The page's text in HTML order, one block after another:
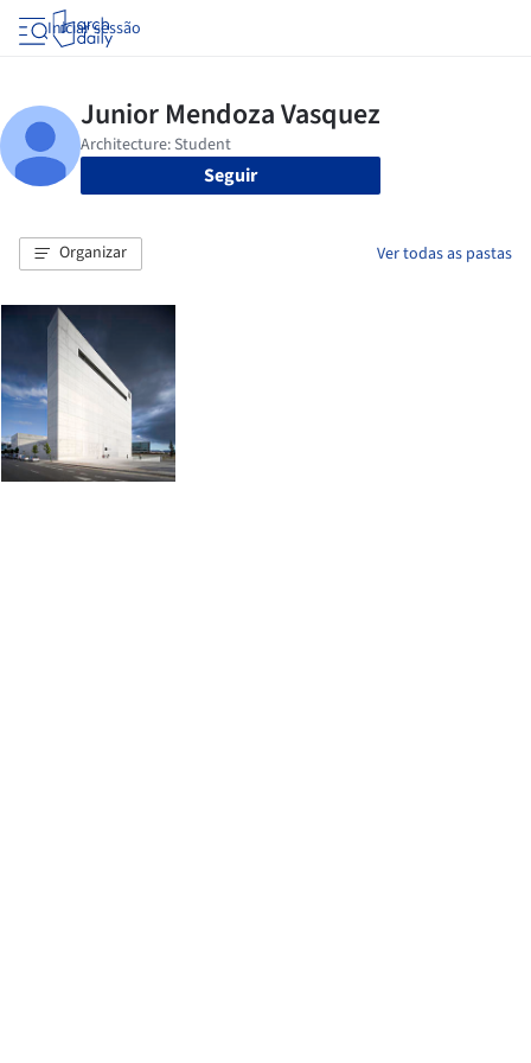
Iniciar sessão
Seguir
Organizar Ver todas as pastas